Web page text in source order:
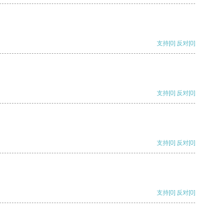
支持[0] 反对[0]
支持[0] 反对[0]
支持[0] 反对[0]
支持[0] 反对[0]